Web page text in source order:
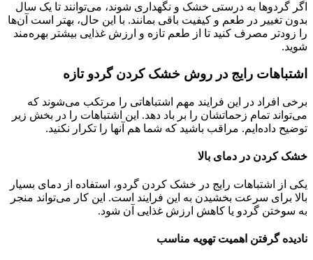
اگر گردوها به درستی خشک و نگهداری شوند، می‌توانند تا یک سال
بدون تغییر در طعم و کیفیت باقی بمانند. با این حال، بهتر است آن‌ها
را زودتر مصرف کنید تا از طعم تازه و ارزش غذایی بیشتر بهره‌مند
شوید.
اشتباهات رایج در روش خشک کردن گردو تازه
برخی افراد در این فرایند مهم اشتباهاتی را مرتکب می‌شوند که
می‌تواند تمام زحماتشان را بر باد دهد. این اشتباهات را در بخش زیر
توضیح داده‌ایم. مراقب باشید که شما هم آنها را تکرار نکنید.
خشک کردن در دمای بالا
یکی از اشتباهات رایج در خشک کردن گردو، استفاده از دمای بسیار
بالا برای سرعت بخشیدن به این فرایند است. این کار می‌تواند منجر
به سوختن گردو یا کاهش ارزش غذایی آن شود.
نادیده گرفتن اهمیت تهویه مناسب